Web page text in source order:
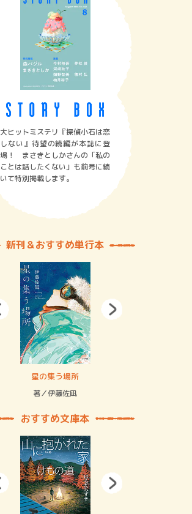
大ヒットミステリ『探偵小石は恋
しない』待望の続編が本誌に登
場！ まさきとしかさんの「私の
ことは話したくない」も前号に続
いて特別掲載します。
新刊＆おすすめ単行本
星の集う場所
著／伊藤佐凪
おすすめ文庫本